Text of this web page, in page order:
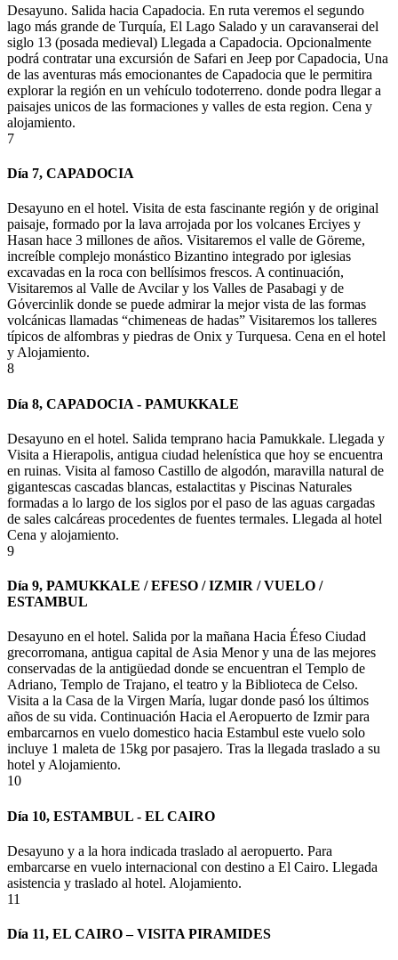
Desayuno. Salida hacia Capadocia. En ruta veremos el segundo
lago más grande de Turquía, El Lago Salado y un caravanserai del
siglo 13 (posada medieval) Llegada a Capadocia. Opcionalmente
podrá contratar una excursión de Safari en Jeep por Capadocia, Una
de las aventuras más emocionantes de Capadocia que le permitira
explorar la región en un vehículo todoterreno. donde podra llegar a
paisajes unicos de las formaciones y valles de esta region. Cena y
alojamiento.
7
Día 7, CAPADOCIA
Desayuno en el hotel. Visita de esta fascinante región y de original
paisaje, formado por la lava arrojada por los volcanes Erciyes y
Hasan hace 3 millones de años. Visitaremos el valle de Göreme,
increíble complejo monástico Bizantino integrado por iglesias
excavadas en la roca con bellísimos frescos. A continuación,
Visitaremos al Valle de Avcilary los Valles de Pasabagi y de
Gόvercinlik donde se puede admirar la mejor vista de las formas
volcánicas llamadas “chimeneas de hadas” Visitaremos los talleres
típicos de alfombras y piedras de Onix y Turquesa. Cena en el hotel
y Alojamiento.
8
Día 8, CAPADOCIA - PAMUKKALE
Desayuno en el hotel. Salida temprano hacia Pamukkale. Llegada y
Visita a Hierapolis, antigua ciudad helenística que hoy se encuentra
en ruinas. Visita al famoso Castillo de algodón, maravilla natural de
gigantescas cascadas blancas, estalactitas y Piscinas Naturales
formadas a lo largo de los siglos por el paso de las aguas cargadas
de sales calcáreas procedentes de fuentes termales. Llegada al hotel
Cena y alojamiento.
9
Día 9, PAMUKKALE / EFESO / IZMIR / VUELO /
ESTAMBUL
Desayuno en el hotel. Salida por la mañana Hacia Éfeso Ciudad
grecorromana, antigua capital de Asia Menor y una de las mejores
conservadas de la antigüedad donde se encuentran el Templo de
Adriano, Templo de Trajano, el teatro y la Biblioteca de Celso.
Visita a la Casa de la Virgen María, lugar donde pasó los últimos
años de su vida. Continuación Hacia el Aeropuerto de Izmir para
embarcarnos en vuelo domestico hacia Estambul este vuelo solo
incluye 1 maleta de 15kg por pasajero. Tras la llegada traslado a su
hotel y Alojamiento.
10
Día 10, ESTAMBUL - EL CAIRO
Desayuno y a la hora indicada traslado al aeropuerto. Para
embarcarse en vuelo internacional con destino a El Cairo. Llegada
asistencia y traslado al hotel. Alojamiento.
11
Día 11, EL CAIRO – VISITA PIRAMIDES